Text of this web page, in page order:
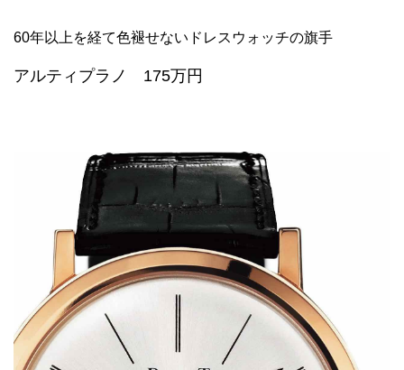
60年以上を経て色褪せないドレスウォッチの旗手
アルティプラノ 175万円